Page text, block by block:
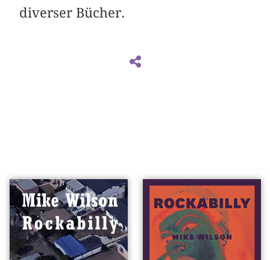
diverser Bücher.